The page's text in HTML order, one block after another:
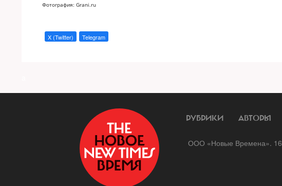
Фотография: Grani.ru
X (Twitter) Telegram
РУБРИКИ АВТОРЫ
ООО «Новые Времена».